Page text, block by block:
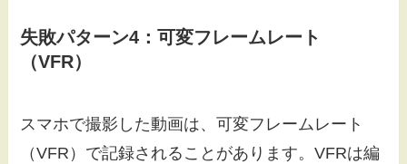
失敗パターン4：可変フレームレート
（VFR）
スマホで撮影した動画は、可変フレームレート
（VFR）で記録されることがあります。VFRは編